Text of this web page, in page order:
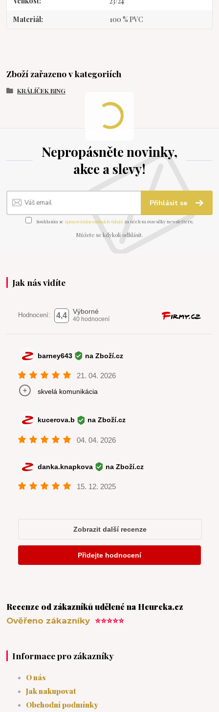
Materiál 100 % PVC
Zboží zařazeno v kategoriích
KRÁLÍČEK BING
Nepropásněte novinky,
akce a slevy!
Přihlásit se
Souhlasím se zpracováním osobních údajů za účelem rozesílky newsletteru.
Můžete se kdykoli odhlásit.
Jak nás vidíte
Recenze od zákazníků udělené na Heureka.cz
Ověřeno zákazníky⭐⭐⭐⭐⭐
Informace pro zákazníky
O nás
Jak nakupovat
Obchodní podmínky